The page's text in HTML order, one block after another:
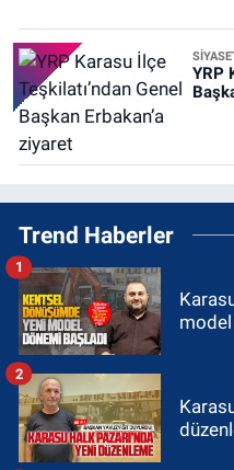
YRP
Trend Haberler
model
1
2